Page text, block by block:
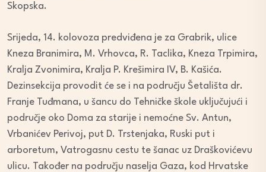
Skopska.
Srijeda, 14. kolovoza predviđena je za Grabrik, ulice
Kneza Branimira, M. Vrhovca, R. Taclika, Kneza Trpimira,
Kralja Zvonimira, Kralja P. Krešimira IV, B. Kašića.
Dezinsekcija provodit će se i na području Šetališta dr.
Franje Tuđmana, u šancu do Tehničke škole uključujući i
područje oko Doma za starije i nemoćne Sv. Antun,
Vrbanićev Perivoj, put D. Trstenjaka, Ruski put i
arboretum, Vatrogasnu cestu te šanac uz Draškovićevu
ulicu. Također na području naselja Gaza, kod Hrvatske